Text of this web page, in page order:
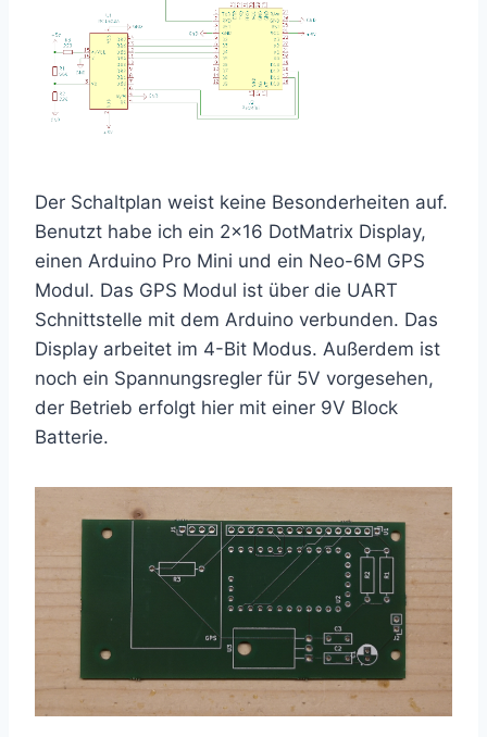
Der Schaltplan weist keine Besonderheiten auf.
Benutzt habe ich ein 2×16 DotMatrix Display,
einen Arduino Pro Mini und ein Neo-6M GPS
Modul. Das GPS Modul ist über die UART
Schnittstelle mit dem Arduino verbunden. Das
Display arbeitet im 4-Bit Modus. Außerdem ist
noch ein Spannungsregler für 5V vorgesehen,
der Betrieb erfolgt hier mit einer 9V Block
Batterie.